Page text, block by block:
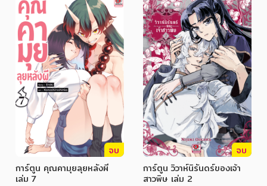
จบ
การ์ตูน คุณคามุยลุยหลังผี
เล่ม 7
จบ
การ์ตูน วิวาห์นิรันดร์ของเจ้า
สาวพิษ เล่ม 2